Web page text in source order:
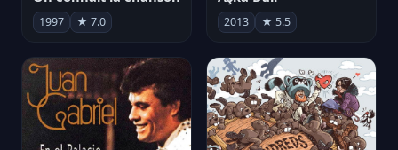
1997 ★ 7.0 2013 ★ 5.5